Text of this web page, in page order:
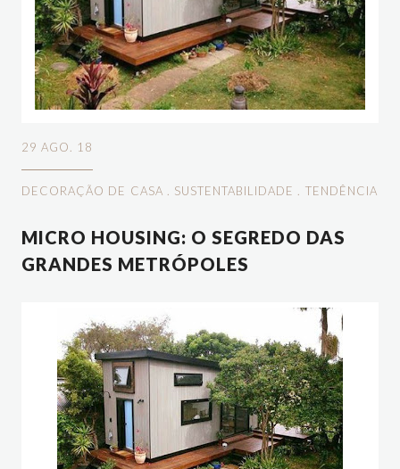
29 AGO. 18
DECORAÇÃO DE CASA SUSTENTABILIDADE TENDÊNCIA
MICRO HOUSING: O SEGREDO DAS
GRANDES METRÓPOLES